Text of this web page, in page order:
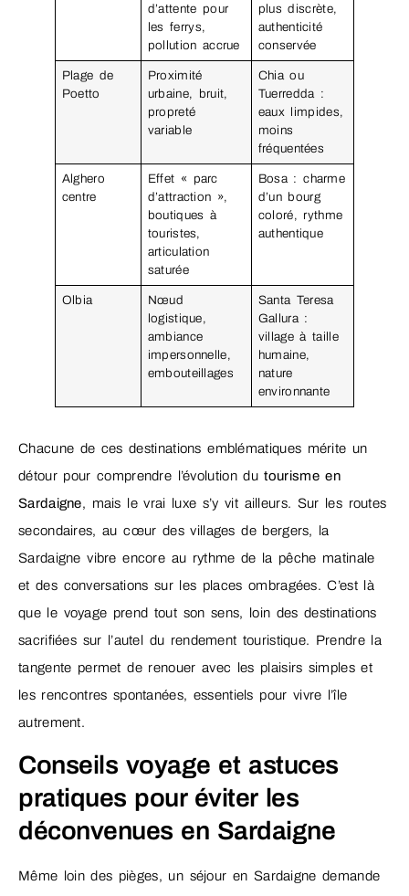
d’attente pour
les ferrys,
pollution accrue
plus discrète,
authenticité
conservée
Plage de
Poetto
Proximité
urbaine, bruit,
propreté
variable
Chia ou
Tuerredda :
eaux limpides,
moins
fréquentées
Alghero
centre
Effet « parc
d’attraction »,
boutiques à
touristes,
articulation
saturée
Bosa : charme
d’un bourg
coloré, rythme
authentique
Olbia
Nœud
logistique,
ambiance
impersonnelle,
embouteillages
Santa Teresa
Gallura :
village à taille
humaine,
nature
environnante
Chacune de ces destinations emblématiques mérite un
détour pour comprendre l’évolution dutourisme en
Sardaigne, mais le vrai luxe s’y vit ailleurs. Sur les routes
secondaires, au cœur des villages de bergers, la
Sardaigne vibre encore au rythme de la pêche matinale
et des conversations sur les places ombragées. C’est là
que le voyage prend tout son sens, loin des destinations
sacrifiées sur l’autel du rendement touristique. Prendre la
tangente permet de renouer avec les plaisirs simples et
les rencontres spontanées, essentiels pour vivre l’île
autrement.
Conseils voyage et astuces
pratiques pour éviter les
déconvenues en Sardaigne
Même loin des pièges, un séjour en Sardaigne demande